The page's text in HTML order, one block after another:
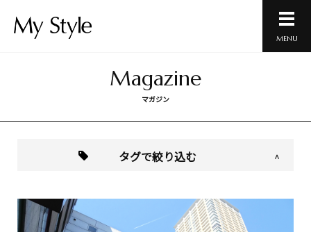
MENU
Magazine
マガジン
タグで絞り込む